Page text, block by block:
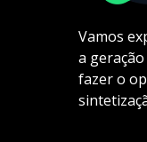
Vamos
a
fazer o